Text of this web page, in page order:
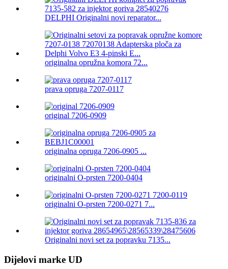
DELPHI Originalni novi reparator...
originalna opružna komora 72...
prava opruga 7207-0117
original 7206-0909
originalna opruga 7206-0905 ...
originalni O-prsten 7200-0404
originalni O-prsten 7200-0271 7...
Originalni novi set za popravku 7135...
Dijelovi marke UD